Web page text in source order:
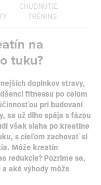
CHUDNUTIE
TRÉNING
na
tuku?
doplnkov stravy,
fitnessu po celom
pri budovaní
sa už dlho spája s fázou
však siaha po kreatíne
s cieľom zachovať si
Môže kreatín
redukcie? Pozrime sa,
aké výhody môže